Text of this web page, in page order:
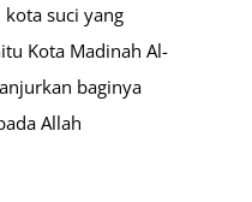
Eropa
suci yang
Kota Madinah Al-
baginya
Allah